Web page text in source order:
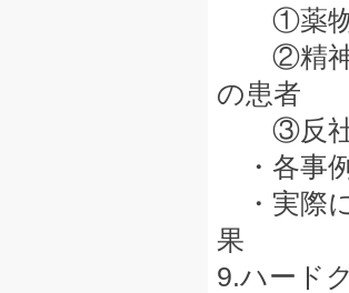
①薬物
②精神
の患者
③反社
・各事
・実際
果
9.ハード